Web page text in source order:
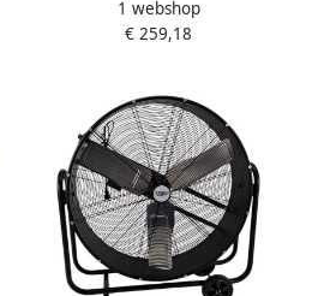
vloerventilator | 4200M3 H
| 3 standen | 600W SBL3002
1 webshop
€ 259,18